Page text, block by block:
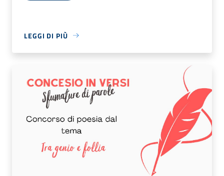
LEGGI DI PIÙ